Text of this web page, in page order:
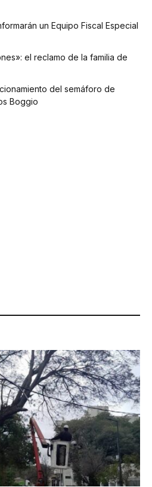
un Equipo Fiscal Especial
el reclamo de la familia de
del semáforo de
Boggio